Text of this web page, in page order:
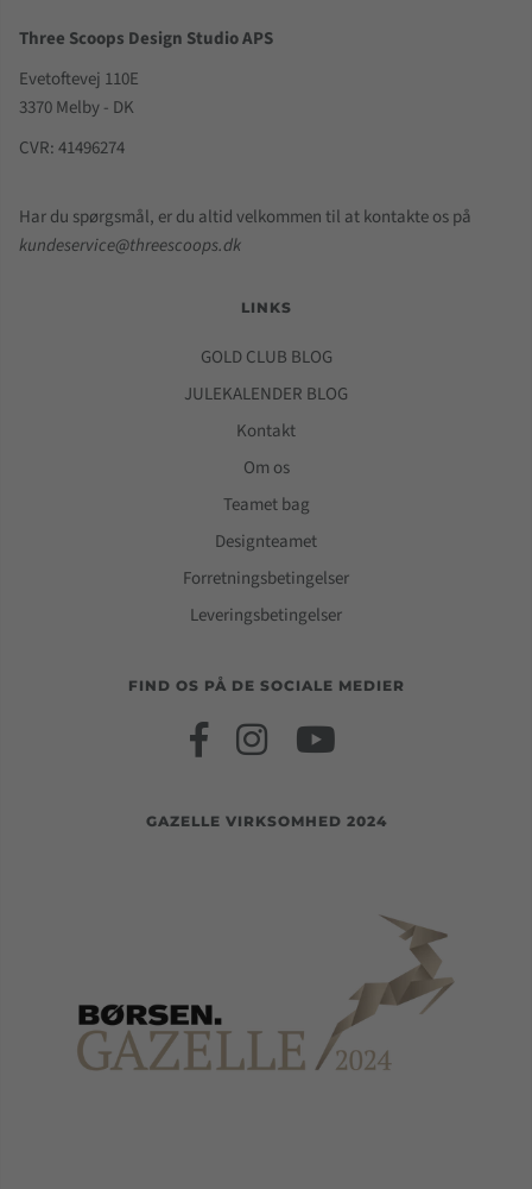
Three Scoops Design Studio APS
Evetoftevej 110E
3370 Melby - DK
CVR: 41496274
Har du spørgsmål, er du altid velkommen til at kontakte os på
kundeservice@threescoops.dk
LINKS
GOLD CLUB BLOG
JULEKALENDER BLOG
Kontakt
Om os
Teamet bag
Designteamet
Forretningsbetingelser
Leveringsbetingelser
FIND OS PÅ DE SOCIALE MEDIER
GAZELLE VIRKSOMHED 2024